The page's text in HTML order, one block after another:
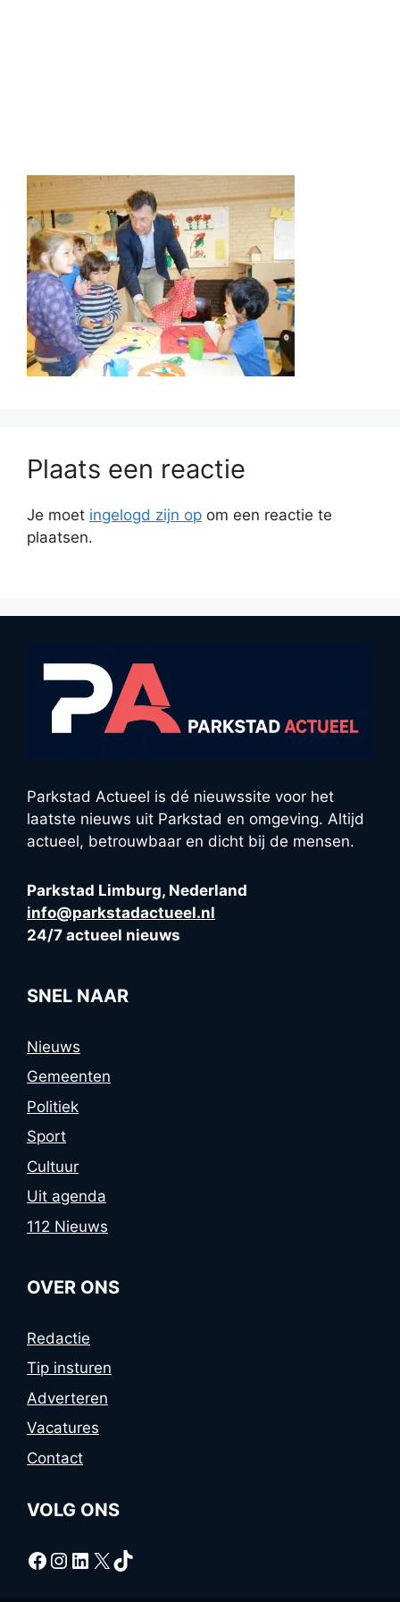
Plaats een reactie
Je moet ingelogd zijn op om een reactie te
plaatsen.
Parkstad Actueel is dé nieuwssite voor het
laatste nieuws uit Parkstad en omgeving. Altijd
actueel, betrouwbaar en dicht bij de mensen.
Parkstad Limburg, Nederland
info@parkstadactueel.nl
24/7 actueel nieuws
SNEL NAAR
Nieuws
Gemeenten
Politiek
Sport
Cultuur
Uit agenda
112 Nieuws
OVER ONS
Redactie
Tip insturen
Adverteren
Vacatures
Contact
VOLG ONS
Facebook
Instagram
LinkedIn
X TikTok